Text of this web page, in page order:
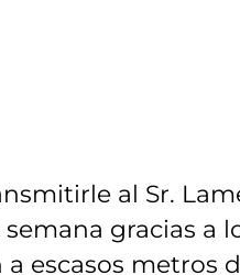
al Sr.
gracias a
escasos metros